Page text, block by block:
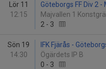
Lör 11
12:15
Göteborgs FF Div 2
Majvallen 1
2 - 3
Sön 19
14:30
IFK Fjärås -
Ögärdets IP B
0 - 3